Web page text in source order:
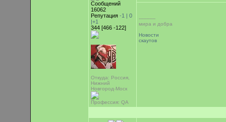
Сообщений
16062
Репутация -1 | 0
|+1
344 [466 -122]
Откуда: Россия,
Нижний
Новгород-Моск
Профессия: QA
-----------
мира и добра
Новости
скаутов